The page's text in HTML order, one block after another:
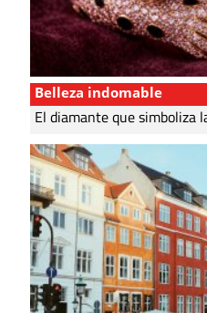
Belleza indomable
El diamante que simboliza